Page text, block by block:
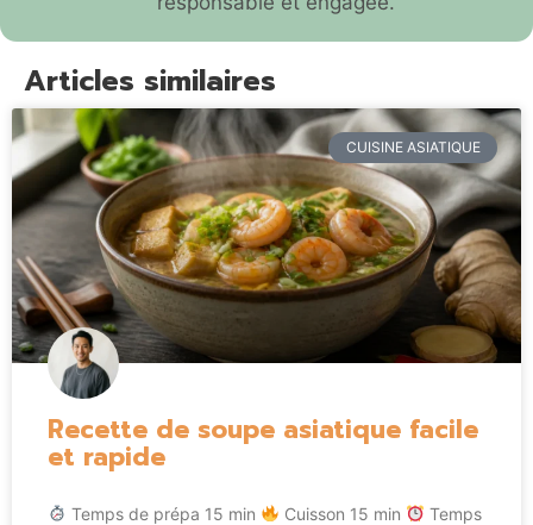
Articles similaires
CUISINE ASIATIQUE
Recette de soupe asiatique facile
et rapide
Temps de prépa 15 min Cuisson 15 min
Temps